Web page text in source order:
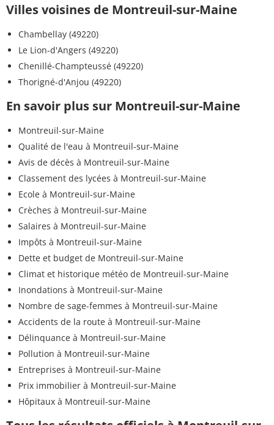
Villes voisines de Montreuil-sur-Maine
Chambellay (49220)
Le Lion-d'Angers (49220)
Chenillé-Champteussé (49220)
Thorigné-d'Anjou (49220)
En savoir plus sur Montreuil-sur-Maine
Montreuil-sur-Maine
Qualité de l'eau à Montreuil-sur-Maine
Avis de décès à Montreuil-sur-Maine
Classement des lycées à Montreuil-sur-Maine
Ecole à Montreuil-sur-Maine
Crèches à Montreuil-sur-Maine
Salaires à Montreuil-sur-Maine
Impôts à Montreuil-sur-Maine
Dette et budget de Montreuil-sur-Maine
Climat et historique météo de Montreuil-sur-Maine
Inondations à Montreuil-sur-Maine
Nombre de sage-femmes à Montreuil-sur-Maine
Accidents de la route à Montreuil-sur-Maine
Délinquance à Montreuil-sur-Maine
Pollution à Montreuil-sur-Maine
Entreprises à Montreuil-sur-Maine
Prix immobilier à Montreuil-sur-Maine
Hôpitaux à Montreuil-sur-Maine